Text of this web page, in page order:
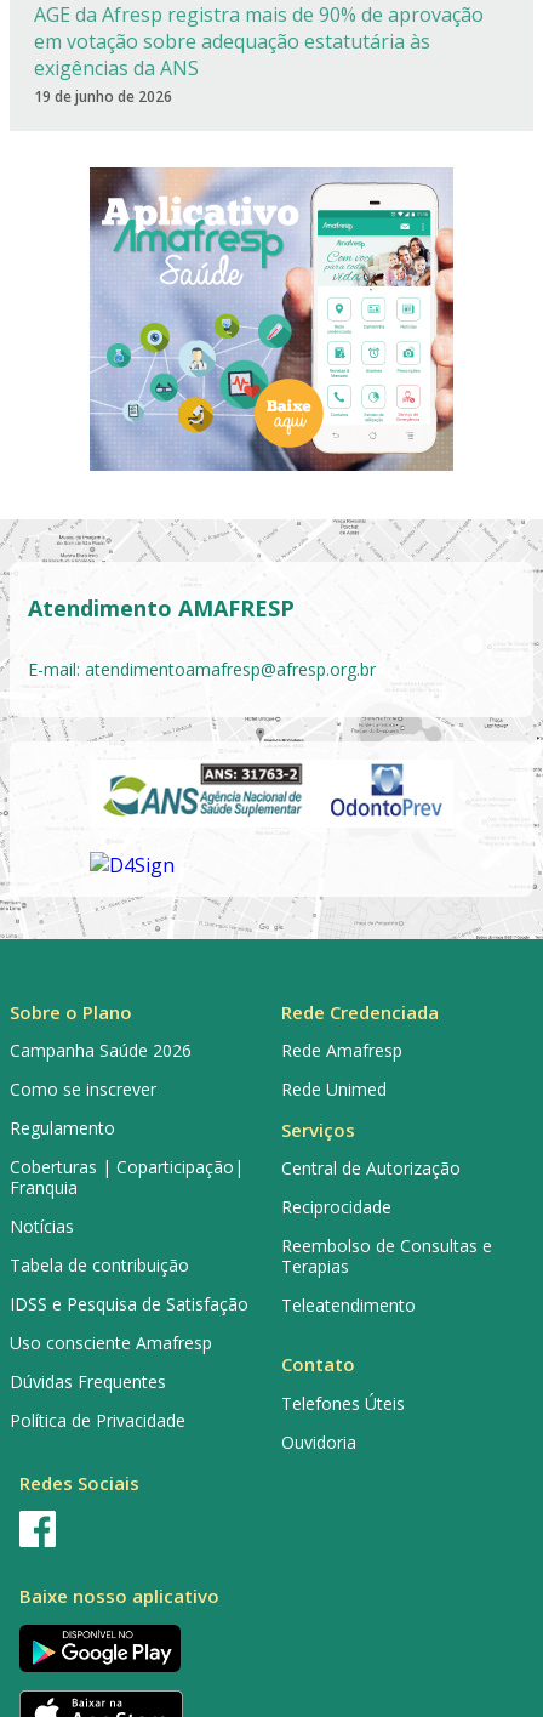
AGE da Afresp registra mais de 90% de aprovação
em votação sobre adequação estatutária às
exigências da ANS
19 de junho de 2026
Atendimento AMAFRESP
E-mail: atendimentoamafresp@afresp.org.br
Sobre o Plano
Campanha Saúde 2026
Como se inscrever
Regulamento
Coberturas | Coparticipação|
Franquia
Notícias
Tabela de contribuição
IDSS e Pesquisa de Satisfação
Uso consciente Amafresp
Dúvidas Frequentes
Política de Privacidade
Rede Credenciada
Rede Amafresp
Rede Unimed
Serviços
Central de Autorização
Reciprocidade
Reembolso de Consultas e
Terapias
Teleatendimento
Contato
Telefones Úteis
Ouvidoria
Redes Sociais
Baixe nosso aplicativo